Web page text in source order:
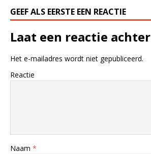
GEEF ALS EERSTE EEN REACTIE
Laat een reactie achter
Het e-mailadres wordt niet gepubliceerd.
Reactie
Naam *